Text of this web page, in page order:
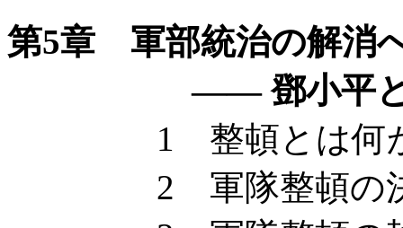
第5章 軍部統治の解消
—— 鄧小平と軍
1 整頓とは何か
2 軍隊整頓の決